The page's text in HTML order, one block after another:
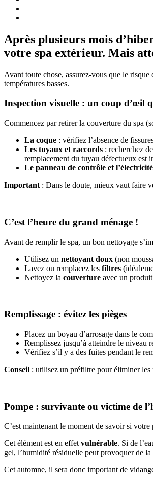
Après plusieurs mois
votre spa extérieur. Mais
Avant toute chose, assurez-vous que le
températures basses.
Inspection visuelle : un coup d’œil
Commencez par retirer la couverture du spa
La coque : vérifiez l’absence de
Les tuyaux et raccords : recherchez
remplacement du tuyau défectueux est
Le panneau de contrôle et l’électricité
Important : Dans le doute, mieux vaut faire
C’est l’heure du grand ménage !
Avant de remplir le spa, un bon nettoyage
Utilisez un nettoyant doux (non
Lavez ou remplacez les filtres
Nettoyez la couverture avec un
Remplissage : évitez les pièges
Placez un boyau d’arrosage dans le
Remplissez jusqu’à atteindre le niveau
Vérifiez s’il y a des fuites pendant le
Conseil : utilisez un préfiltre pour éliminer les
Pompe : survivante ou victime de
C’est maintenant le moment de savoir si
Cet élément est en effet vulnérable. Si de
gel, l’humidité résiduelle peut provoquer de
Cet automne, il sera donc important de